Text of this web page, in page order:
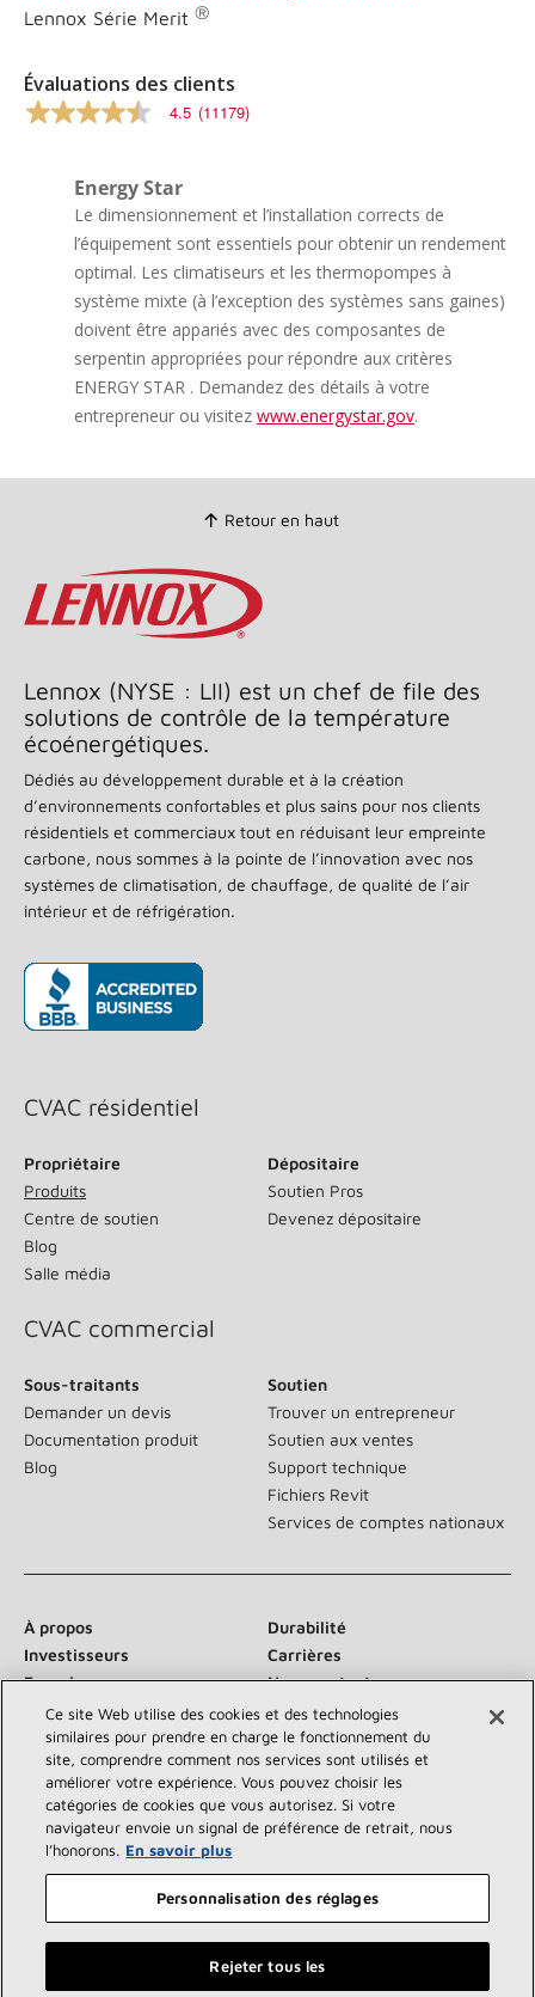
Lennox Série Merit ®
Évaluations des clients
4.5
étoiles,
valeur
nominale
moyenne.
commentaires
même
4.5 (11179)
Energy Star
Le dimensionnement et l’installation corrects de
l’équipement sont essentiels pour obtenir un rendement
optimal. Les climatiseurs et les thermopompes à
système mixte (à l’exception des systèmes sans gaines)
doivent être appariés avec des composantes de
serpentin appropriées pour répondre aux critères
ENERGY STAR . Demandez des détails à votre
entrepreneur ou visitez www.energystar.gov.
Retour en haut
Lennox (NYSE : LII) est un chef de file des
solutions de contrôle de la température
écoénergétiques.
Dédiés au développement durable et à la création
d’environnements confortables et plus sains pour nos clients
résidentiels et commerciaux tout en réduisant leur empreinte
carbone, nous sommes à la pointe de l’innovation avec nos
systèmes de climatisation, de chauffage, de qualité de l’air
intérieur et de réfrigération.
CVAC résidentiel
Propriétaire
Produits
Centre de soutien
Blog
Salle média
Dépositaire
Soutien Pros
Devenez dépositaire
CVAC commercial
Sous-traitants
Demander un devis
Documentation produit
Blog
Soutien
Trouver un entrepreneur
Soutien aux ventes
Support technique
Fichiers Revit
Services de comptes nationaux
À propos
Durabilité
Investisseurs
Carrières
Fournisseurs
Nous contacter
Salle de presse
Communiquez avec nous :
©2026 Lennox International Inc.
Ce site Web utilise des cookies et des technologies
similaires pour prendre en charge le fonctionnement du
site, comprendre comment nos services sont utilisés et
améliorer votre expérience. Vous pouvez choisir les
catégories de cookies que vous autorisez. Si votre
navigateur envoie un signal de préférence de retrait, nous
l’honorons. En savoir plus
Personnalisation des réglages
Rejeter tous les